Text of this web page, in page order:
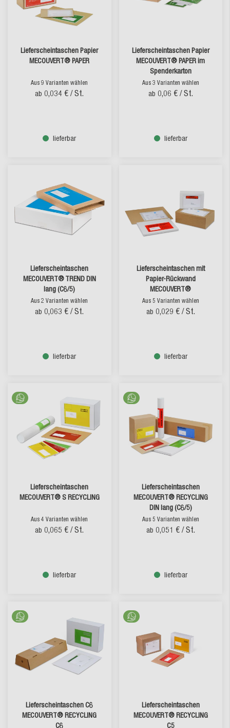
Lieferscheintaschen Papier
MECOUVERT® PAPER
Aus 9 Varianten wählen
ab 0,034 € / St.
lieferbar
Lieferscheintaschen Papier
MECOUVERT® PAPER im
Spenderkarton
Aus 3 Varianten wählen
ab 0,06 € / St.
lieferbar
Lieferscheintaschen
MECOUVERT® TREND DIN
lang (C6/5)
Aus 2 Varianten wählen
ab 0,063 € / St.
lieferbar
Lieferscheintaschen mit
Papier-Rückwand
MECOUVERT®
Aus 5 Varianten wählen
ab 0,029 € / St.
lieferbar
Lieferscheintaschen
MECOUVERT® S RECYCLING
Aus 4 Varianten wählen
ab 0,065 € / St.
lieferbar
Lieferscheintaschen
MECOUVERT® RECYCLING
DIN lang (C6/5)
Aus 5 Varianten wählen
ab 0,051 € / St.
lieferbar
Lieferscheintaschen C6
MECOUVERT® RECYCLING
C6
Lieferscheintaschen
MECOUVERT® RECYCLING
C5